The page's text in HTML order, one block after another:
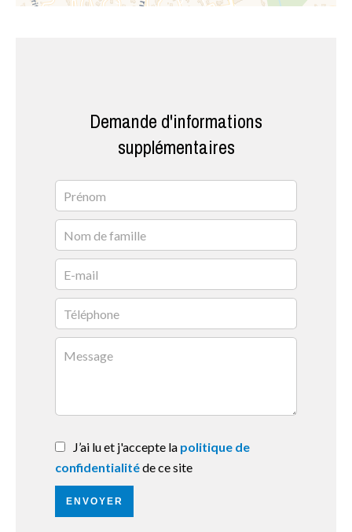
Demande d'informations
supplémentaires
J’ai lu et j'accepte la politique de
confidentialitéde ce site
ENVOYER